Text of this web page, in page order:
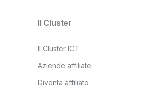
Il Cluster
Il Cluster ICT
Aziende affiliate
Diventa affiliato